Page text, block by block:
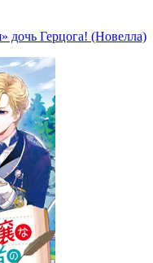
дочь Герцога! (Новелла)